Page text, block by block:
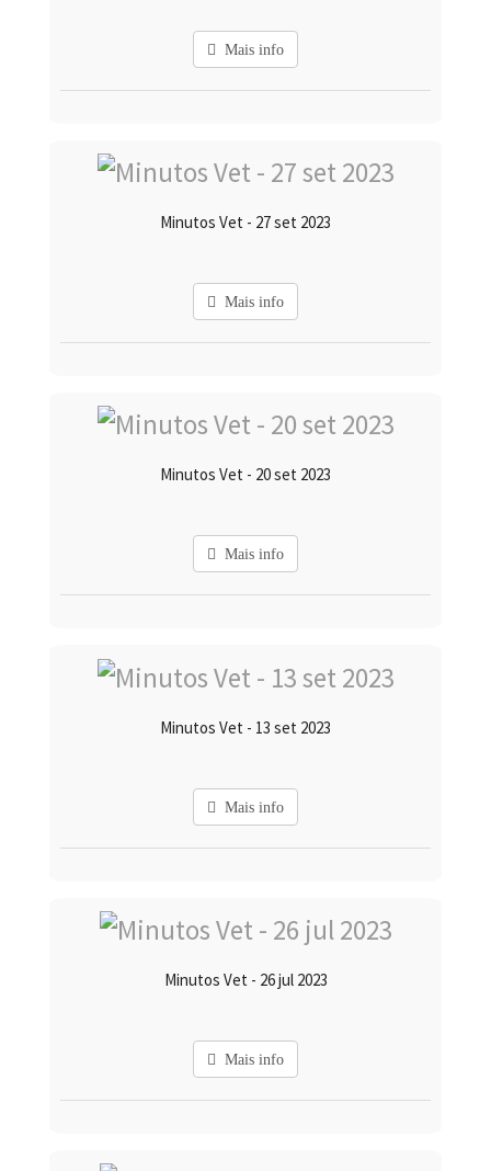
Mais info
Minutos Vet - 27 set 2023
Mais info
Minutos Vet - 20 set 2023
Mais info
Minutos Vet - 13 set 2023
Mais info
Minutos Vet - 26 jul 2023
Mais info